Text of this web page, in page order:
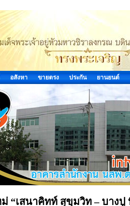
อสังหา ขายตรง ประกัน ยานยนต์
ม่ “เสนาคิทท์ สุขุมวิท – บาง